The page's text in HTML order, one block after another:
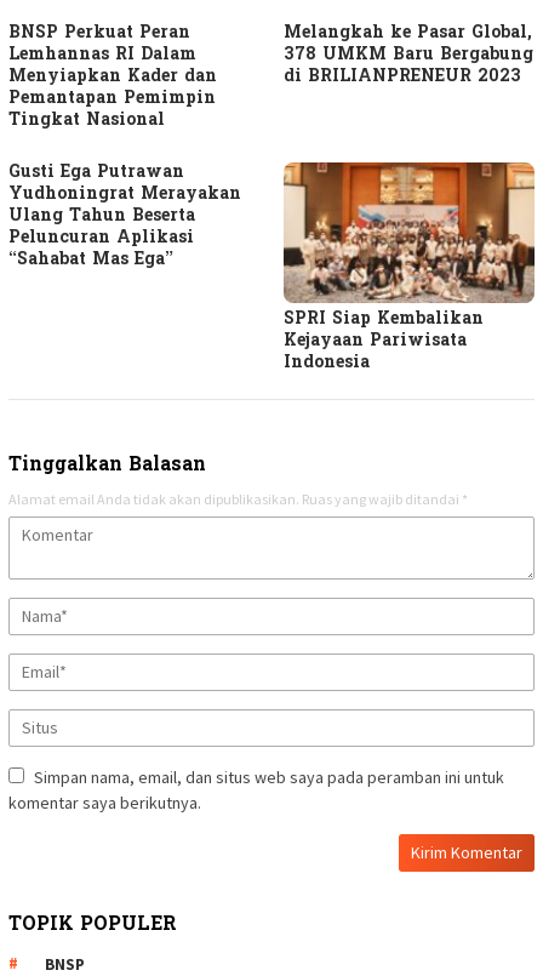
BNSP Perkuat Peran
Lemhannas RI Dalam
Menyiapkan Kader dan
Pemantapan Pemimpin
Tingkat Nasional
Melangkah ke Pasar Global,
378 UMKM Baru Bergabung
di BRILIANPRENEUR 2023
Gusti Ega Putrawan
Yudhoningrat Merayakan
Ulang Tahun Beserta
Peluncuran Aplikasi
“Sahabat Mas Ega”
SPRI Siap Kembalikan
Kejayaan Pariwisata
Indonesia
Tinggalkan Balasan
Alamat email Anda tidak akan dipublikasikan. Ruas yang wajib ditandai *
Simpan nama, email, dan situs web saya pada peramban ini untuk
komentar saya berikutnya.
TOPIK POPULER
BNSP